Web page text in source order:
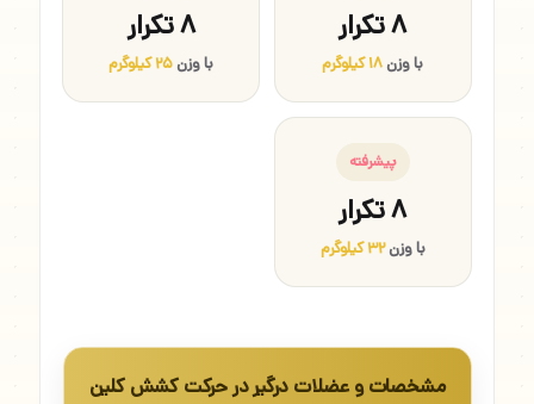
۸ تکرار
با وزن۱۸ کیلوگرم
۸ تکرار
با وزن۲۵ کیلوگرم
پیشرفته
۸ تکرار
با وزن۳۲ کیلوگرم
مشخصات و عضلات درگیر در حرکت کشش کلین